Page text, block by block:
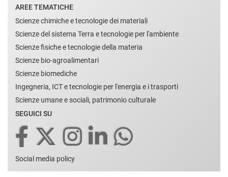
AREE TEMATICHE
Scienze chimiche e tecnologie dei materiali
Scienze del sistema Terra e tecnologie per l'ambiente
Scienze fisiche e tecnologie della materia
Scienze bio-agroalimentari
Scienze biomediche
Ingegneria, ICT e tecnologie per l'energia e i trasporti
Scienze umane e sociali, patrimonio culturale
SEGUICI SU
Social media policy